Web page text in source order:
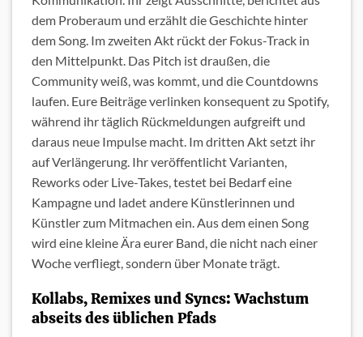
dem Proberaum und erzählt die Geschichte hinter
dem Song. Im zweiten Akt rückt der Fokus-Track in
den Mittelpunkt. Das Pitch ist draußen, die
Community weiß, was kommt, und die Countdowns
laufen. Eure Beiträge verlinken konsequent zu Spotify,
während ihr täglich Rückmeldungen aufgreift und
daraus neue Impulse macht. Im dritten Akt setzt ihr
auf Verlängerung. Ihr veröffentlicht Varianten,
Reworks oder Live-Takes, testet bei Bedarf eine
Kampagne und ladet andere Künstlerinnen und
Künstler zum Mitmachen ein. Aus dem einen Song
wird eine kleine Ära eurer Band, die nicht nach einer
Woche verfliegt, sondern über Monate trägt.
Kollabs, Remixes und Syncs: Wachstum
abseits des üblichen Pfads